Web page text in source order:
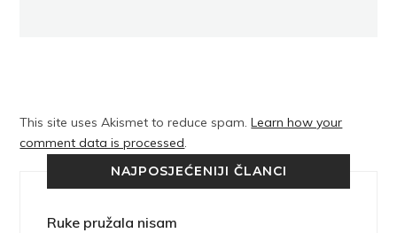
This site uses Akismet to reduce spam.Learn how your
comment data is processed.
NAJPOSJEĆENIJI ČLANCI
Ruke pružala nisam